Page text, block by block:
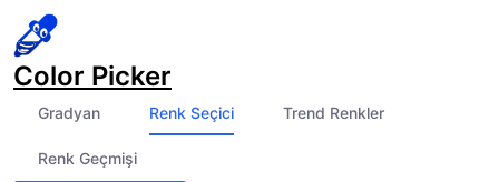
Color Picker
Gradyan Renk Seçici Trend Renkler
Renk Geçmişi